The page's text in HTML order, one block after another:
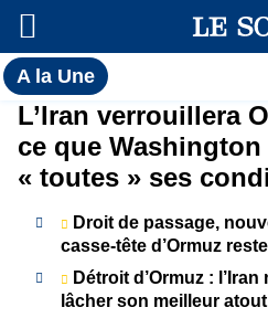
A la UneToutes
l'actualité
du Soir
A
la
Une
L’Iran verrouillera
ce que Washington
« toutes » ses
Droit de passage,
casse-tête d’Ormuz
Détroit d’Ormuz :
lâcher son meilleur atout